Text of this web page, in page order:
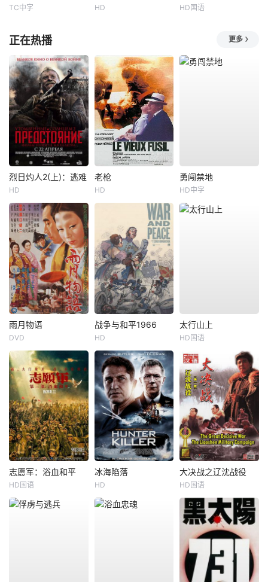
TC中字 HD HD国语
正在热播 更多
烈日灼人2(上)：逃难
HD
老枪
HD
勇闯禁地
HD中字
雨月物语
DVD
战争与和平1966
HD
太行山上
HD国语
志愿军：浴血和平
HD国语
冰海陷落
HD
大决战之辽沈战役
HD国语